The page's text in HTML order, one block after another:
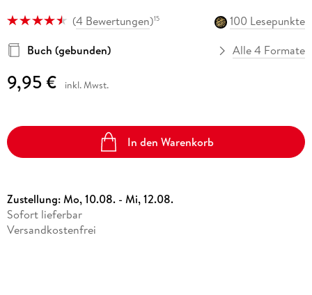
(4 Bewertungen)15
100 Lesepunkte
Buch (gebunden)
Alle 4 Formate
9,95 € inkl. Mwst.
In den Warenkorb
Zustellung:Mo, 10.08. - Mi, 12.08.
Sofort lieferbar
Versandkostenfrei